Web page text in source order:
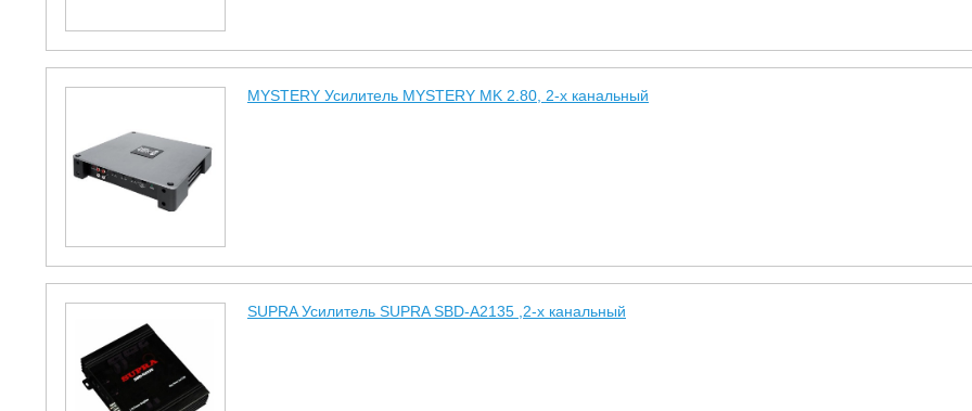
MYSTERY Усилитель MYSTERY MK 2.80, 2-х канальный
SUPRA Усилитель SUPRA SBD-A2135 ,2-х канальный